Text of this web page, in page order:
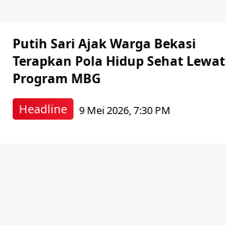
Headline
Putih Sari Ajak Warga Bekasi
Terapkan Pola Hidup Sehat Lewat
Program MBG
9 Mei 2026, 7:30 PM